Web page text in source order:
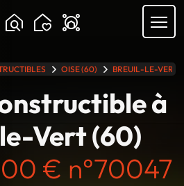
Chargement... OISE (60) BREUIL-LE-VERT
à
Vert (60)
€ n°70047